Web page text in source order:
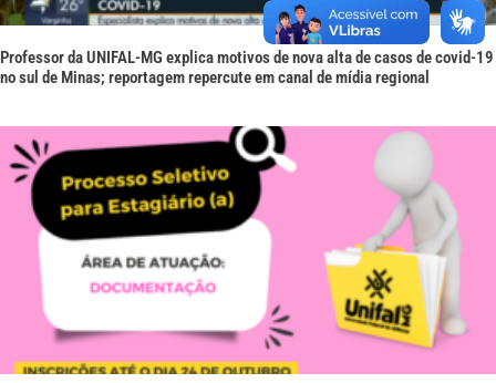
Professor da UNIFAL-MG explica motivos de nova alta de casos de covid-19
no sul de Minas; reportagem repercute em canal de mídia regional